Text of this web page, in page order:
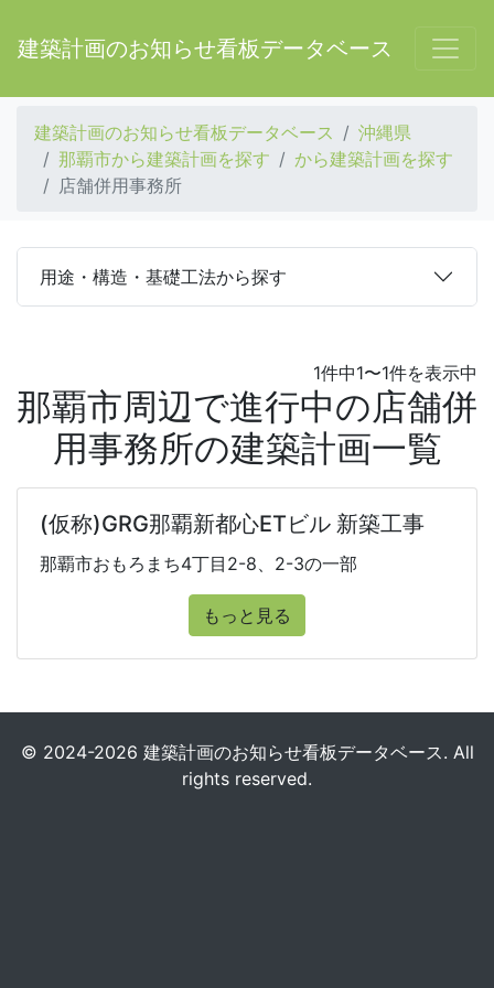
建築計画のお知らせ看板データベース
建築計画のお知らせ看板データベース
沖縄県
那覇市から建築計画を探す
から建築計画を探す
店舗併用事務所
用途・構造・基礎工法から探す
1件中1〜1件を表示中
那覇市周辺で進行中の店舗併
用事務所の建築計画一覧
(仮称)GRG那覇新都心ETビル 新築工事
那覇市おもろまち4丁目2-8、2-3の一部
もっと見る
© 2024-2026 建築計画のお知らせ看板データベース. All
rights reserved.